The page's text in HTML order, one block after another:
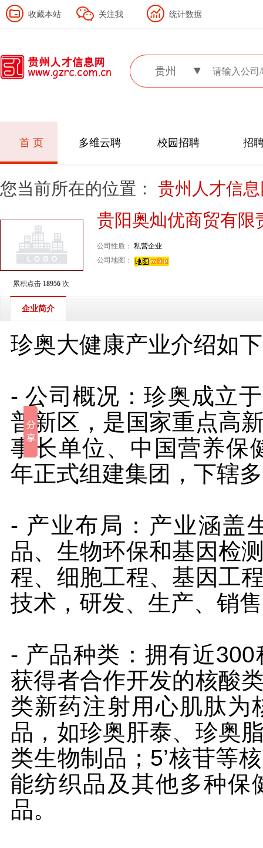
收藏本站 关注我 统计数据
贵州
首 页 多维云聘 校园招聘 招
您当前所在的位置： 贵州人才信
累积点击 18956 次
贵阳奥灿优商贸有限
公司性质： 私营企业
公司地图：
企业简介
珍奥大健康产业介绍如
- 公司概况：珍奥成立
普新区，是国家重点高
事长单位、中国营养保
年正式组建集团，下辖
- 产业布局：产业涵盖
品、生物环保和基因检
程、细胞工程、基因工
技术，研发、生产、销
- 产品种类：拥有近
获得者合作开发的核酸
类新药注射用心肌肽为
品，如珍奥肝泰、珍奥
类生物制品；5’核苷等
能纺织品及其他多种保
品。